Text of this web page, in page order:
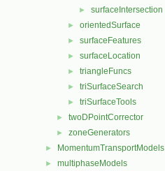
► surfaceIntersection
► orientedSurface
► surfaceFeatures
► surfaceLocation
► triangleFuncs
► triSurfaceSearch
► triSurfaceTools
► twoDPointCorrector
► zoneGenerators
► MomentumTransportModels
► multiphaseModels